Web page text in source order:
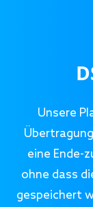
Unsere
eine Ende-
ohne dass
gespeichert